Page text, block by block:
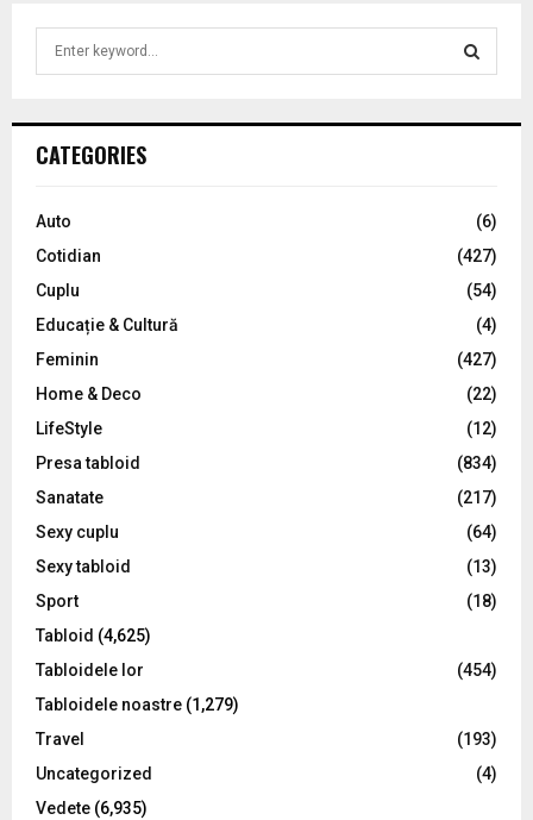
h
o
:
C
CATEGORIES
Auto
(6)
Cotidian
(427)
Cuplu
(54)
Educație & Cultură
(4)
Feminin
(427)
Home & Deco
(22)
LifeStyle
(12)
Presa tabloid
(834)
Sanatate
(217)
Sexy cuplu
(64)
Sexy tabloid
(13)
Sport
(18)
Tabloid (4,625)
Tabloidele lor
(454)
Tabloidele noastre (1,279)
Travel
(193)
Uncategorized
(4)
Vedete (6,935)